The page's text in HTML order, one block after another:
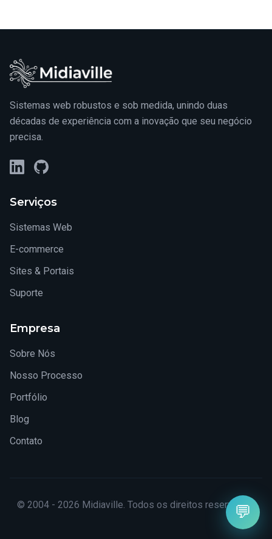
Sistemas web robustos e sob medida, unindo duas
décadas de experiência com a inovação que seu negócio
precisa.
LinkedInGitHub
Serviços
Sistemas Web
E-commerce
Sites & Portais
Suporte
Empresa
Sobre Nós
Nosso Processo
Portfólio
Blog
Contato
© 2004 - 2026 Midiaville. Todos os direitos reservados.
💬